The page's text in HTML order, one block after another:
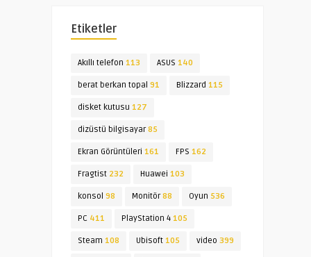
Etiketler
Akıllı telefon 113 ASUS 140
berat berkan topal 91 Blizzard 115
disket kutusu 127
dizüstü bilgisayar85
Ekran Görüntüleri 161 FPS 162
Fragtist 232 Huawei 103
konsol 98 Monitör88 Oyun 536
PC 411 PlayStation 4 105
Steam 108 Ubisoft 105 video 399